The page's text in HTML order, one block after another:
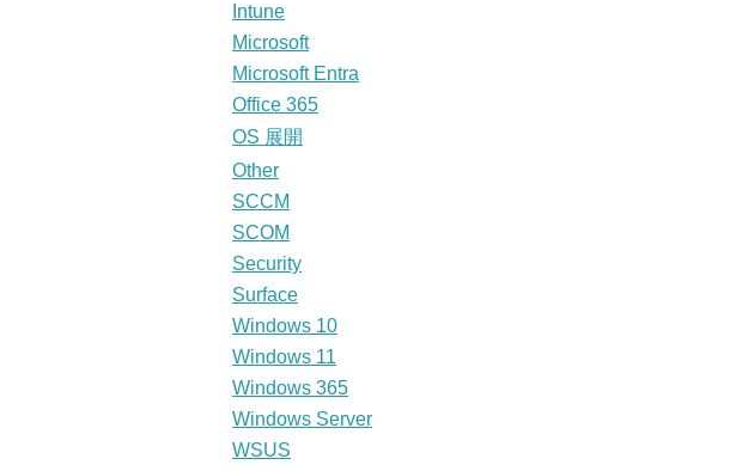
Intune
Microsoft
Microsoft Entra
Office 365
OS 展開
Other
SCCM
SCOM
Security
Surface
Windows 10
Windows 11
Windows 365
Windows Server
WSUS